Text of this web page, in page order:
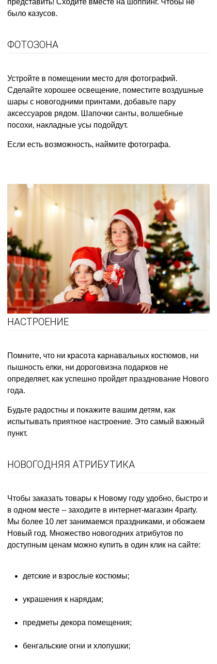
представить! Сходите вместе на шоппинг. Чтобы не
было казусов.
ФОТОЗОНА
Устройте в помещении место для фотографий.
Сделайте хорошее освещение, поместите воздушные
шары с новогодними принтами, добавьте пару
аксессуаров рядом. Шапочки санты, волшебные
посохи, накладные усы подойдут.
Если есть возможность, наймите фотографа.
НАСТРОЕНИЕ
Помните, что ни красота карнавальных костюмов, ни
пышность елки, ни дороговизна подарков не
определяет, как успешно пройдет празднование Нового
года.
Будьте радостны и покажите вашим детям, как
испытывать приятное настроение. Это самый важный
пункт.
НОВОГОДНЯЯ АТРИБУТИКА
Чтобы заказать товары к Новому году удобно, быстро и
в одном месте -- заходите в интернет-магазин 4party.
Мы более 10 лет занимаемся праздниками, и обожаем
Новый год. Множество новогодних атрибутов по
доступным ценам можно купить в один клик на сайте:
детские и взрослые костюмы;
украшения к нарядам;
предметы декора помещения;
бенгальские огни и хлопушки;